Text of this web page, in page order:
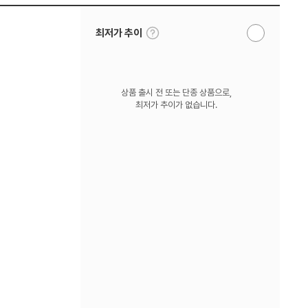
최저가 추이
툴
팁
알
상품 출시 전 또는 단종 상품으로,
최저가 추이가 없습니다.